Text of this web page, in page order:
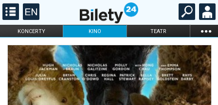
KONCERTY KINO TEATR ...
FILHARMONIA OPERA I BALET
STAND-UP
DLA DZIECI
KARNETY